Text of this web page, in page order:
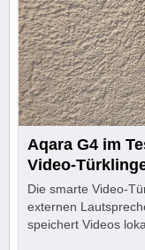
Aqara G4 im
Video-
Die smarte Video-
externen
speichert Videos